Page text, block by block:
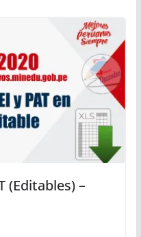
(Editables) –